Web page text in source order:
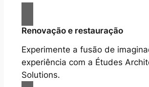
Renovação e restauração
Experimente a fusão de
experiência com a Études
Solutions.